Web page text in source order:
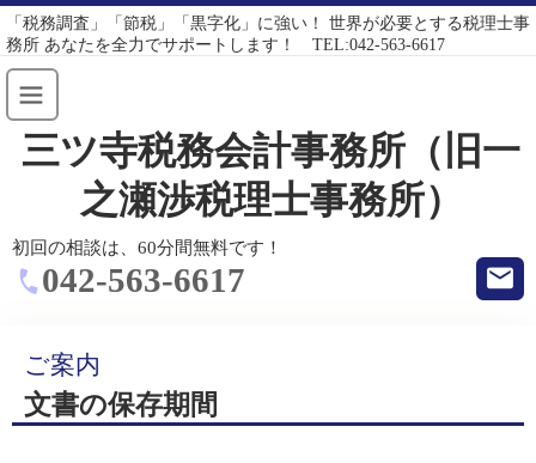
「税務調査」「節税」「黒字化」に強い！ 世界が必要とする税理士事
務所 あなたを全力でサポートします！ TEL:042-563-6617
三ツ寺税務会計事務所（旧一
之瀬渉税理士事務所）
初回の相談は、60分間無料です！
042-563-6617
ご案内
文書の保存期間